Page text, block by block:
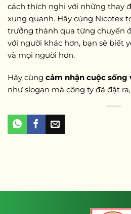
cách thích nghi với những thay
xung quanh. Hãy cùng Nicotex
trưởng thành qua từng chuyến
với người khác hơn, bạn sẽ biết
và mọi người hơn.
Hãy cùng cảm nhận cuộc sống
như slogan mà công ty đã đặt